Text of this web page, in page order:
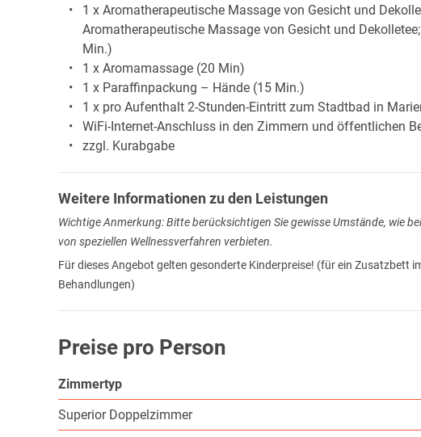
1 x Aromatherapeutische Massage von Gesicht und
Aromatherapeutische Massage von Gesicht und
Min.)
1 x Aromamassage (20 Min)
1 x Paraffinpackung – Hände (15 Min.)
1 x pro Aufenthalt 2-Stunden-Eintritt zum Stadtbad in
WiFi-Internet-Anschluss in den Zimmern und öffentlichen
zzgl. Kurabgabe
Weitere Informationen zu den Leistungen
Wichtige Anmerkung: Bitte berücksichtigen Sie gewisse Umstände, wie
von speziellen Wellnessverfahren verbieten.
Für dieses Angebot gelten gesonderte Kinderpreise! (für ein Zusatzbett
Behandlungen)
Preise pro Person
Zimmertyp
Superior Doppelzimmer